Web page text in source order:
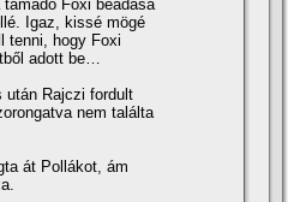
Foxi beadása
Igaz, kissé mögé
tenni, hogy Foxi
adott be…
után Rajczi fordult
nem találta
át Pollákot, ám